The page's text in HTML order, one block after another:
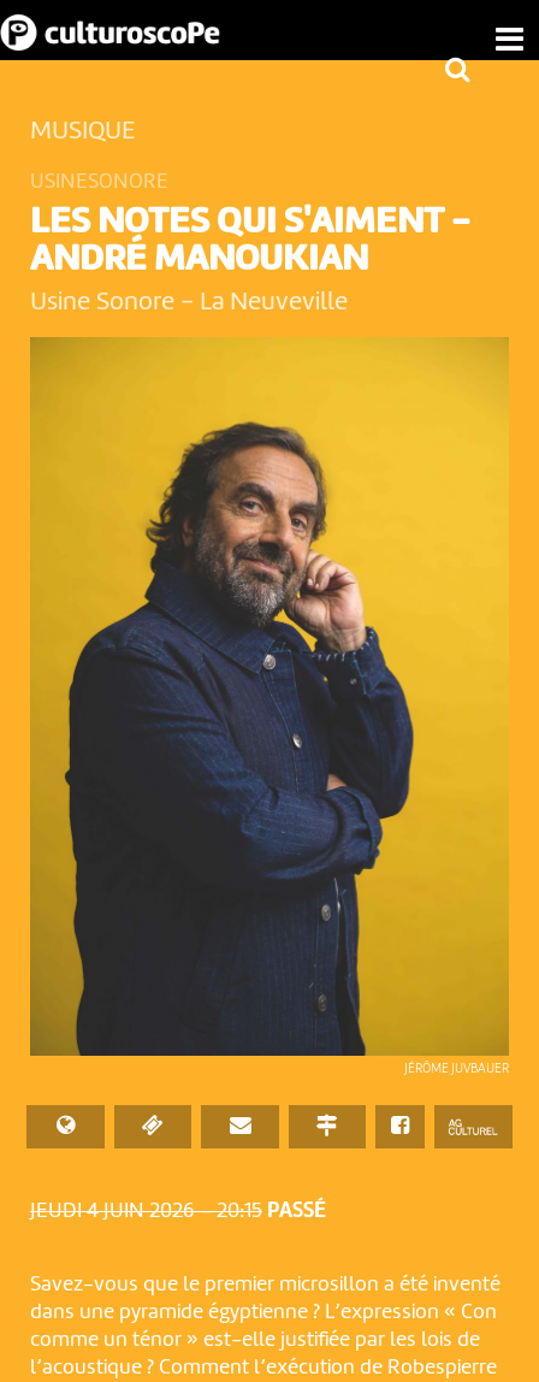
JEUDI 4 JUIN 2026 – 20:15 PASSÉ
JÉRÔME JUVBAUER
MUSIQUE
USINESONORE
LES NOTES QUI S'AIMENT -
ANDRÉ MANOUKIAN
Usine Sonore - La Neuveville
Savez-vous que le premier microsillon a été inventé
dans une pyramide égyptienne ? L’expression « Con
comme un ténor » est-elle justifiée par les lois de
l’acoustique ? Comment l’exécution de Robespierre